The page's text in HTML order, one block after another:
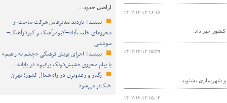
اراضی حدود…
ببینید| بازدید مدیرعامل شرکت ساخت از
محورهای خلعت‌آباد–کبودرآهنگ و کبودرآهنگ–
سوباشی
ببینید| اجرای پویش فرهنگی «چشم به راهیم»
با پیام محوری «شیش‌دونگ برانیم» در پایانه…
رگبار و رعدوبرق در راه شمال کشور؛ تهران
خنک‌تر می‌شود
۱۴۰۲-۱۲-۱۲ ۱۶:۱۶
۱۴۰۲-۱۲-۱۲ ۱۵:۲۹
و شهرسازی بشنوید.
۱۴۰۲-۱۲-۱۲ ۱۵:۰۳